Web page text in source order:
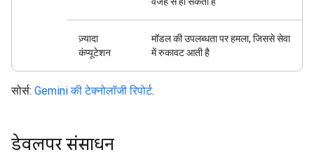
ज़्यादा
कंप्यूटेशन
मॉडल की उपलब्धता पर हमला, जिससे सेवा
में रुकावट आती है
सोर्स: Gemini की टेक्नोलॉजी रिपोर्ट.
डेवलपर संसाधन